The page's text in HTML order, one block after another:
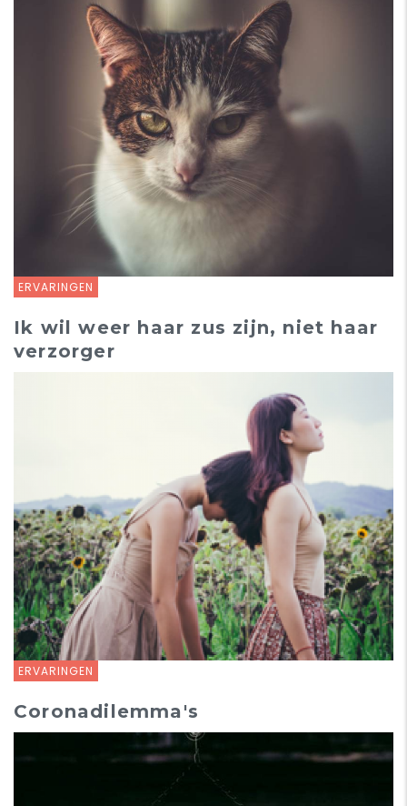
ERVARINGEN
ERVARINGEN
Ik wil weer haar zus zijn, niet haar
verzorger
Coronadilemma's